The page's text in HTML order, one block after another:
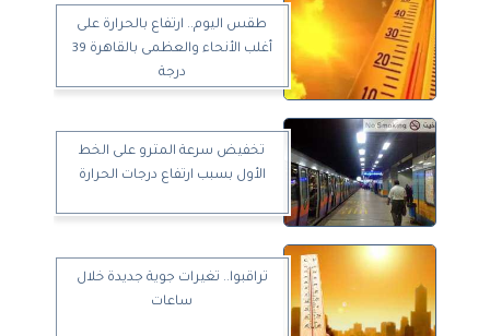
طقس اليوم.. ارتفاع بالحرارة على
أغلب الأنحاء والعظمى بالقاهرة 39
درجة
تخفيض سرعة المترو على الخط
الأول بسبب ارتفاع درجات الحرارة
تراقبوا.. تغيرات جوية جديدة خلال
ساعات